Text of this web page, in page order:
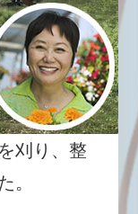
刈り、整
。